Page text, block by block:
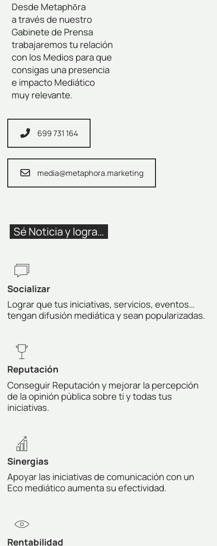
Desde Metaphŏra
a través de nuestro
Gabinete de Prensa
trabajaremos tu relación
con los Medios para que
consigas una presencia
e impacto Mediático
muy relevante.
699 731 164
media@metaphora.marketing
Sé Noticia y logra…
Socializar
Lograr que tus iniciativas, servicios, eventos…
tengan difusión mediática y sean popularizadas.
Reputación
Conseguir Reputación y mejorar la percepción
de la opinión pública sobre ti y todas tus
iniciativas.
Sinergias
Apoyar las iniciativas de comunicación con un
Eco mediático aumenta su efectividad.
Rentabilidad